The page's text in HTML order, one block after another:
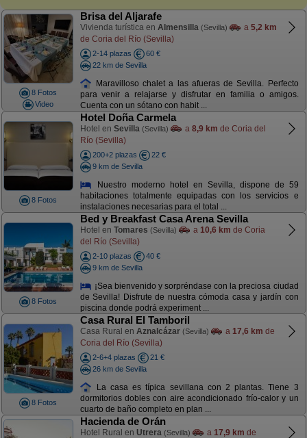
8 Fotos
Video
Brisa del Aljarafe
Vivienda turística en Almensilla (Sevilla) a 5,2 km
de Coria del Río (Sevilla)
2-14 plazas
60 €
22 km de Sevilla
Maravilloso chalet a las afueras de Sevilla. Perfecto
para venir a relajarse y disfrutar en familia o amigos.
Cuenta con un sótano con habit ...
8 Fotos
Hotel Doña Carmela
Hotel en Sevilla (Sevilla) a 8,9 km de Coria del
Río (Sevilla)
200+2 plazas
22 €
9 km de Sevilla
Nuestro moderno hotel en Sevilla, dispone de 59
habitaciones totalmente equipadas con los servicios e
instalaciones necesarias para el total ...
8 Fotos
Bed y Breakfast Casa Arena Sevilla
Hotel en Tomares (Sevilla) a 10,6 km de Coria
del Río (Sevilla)
2-10 plazas
40 €
9 km de Sevilla
¡Sea bienvenido y sorpréndase con la preciosa ciudad
de Sevilla! Disfrute de nuestra cómoda casa y jardín con
piscina donde podrá experiment ...
8 Fotos
Casa Rural El Tamboril
Casa Rural en Aznalcázar (Sevilla) a 17,6 km de
Coria del Río (Sevilla)
2-6+4 plazas
21 €
26 km de Sevilla
La casa es típica sevillana con 2 plantas. Tiene 3
dormitorios dobles con aire acondicionado frío-calor y un
cuarto de baño completo en plan ...
Hacienda de Orán
Hotel Rural en Utrera (Sevilla) a 17,9 km de